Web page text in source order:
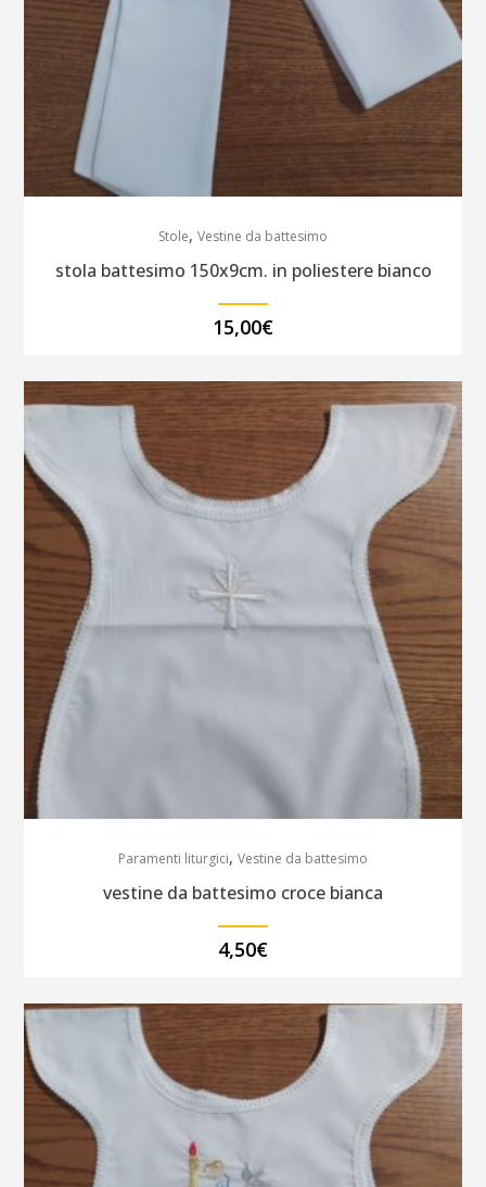
Stole, Vestine da battesimo
stola battesimo 150x9cm. in poliestere bianco
15,00€
Paramenti liturgici, Vestine da battesimo
vestine da battesimo croce bianca
4,50€